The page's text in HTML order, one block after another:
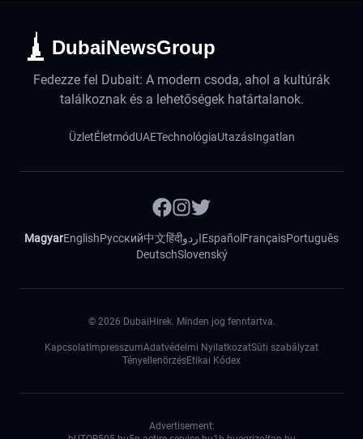
DubaiNewsGroup
Fedezze fel Dubait: A modern csoda, ahol a kultúrák
találkoznak és a lehetőségek határtalanok.
ÜzletÉletmódUAETechnológiaUtazásIngatlan
MagyarEnglishРусский中文हिंदीاردوEspañol FrançaisPortuguês
DeutschSlovenský
© 2026 DubaiHirek. Minden jog fenntartva.
Kapcsolat ImpresszumAdatvédelmi NyilatkozatSüti szabályzat
TényellenörzésEtikai Kódex
Advertisement: